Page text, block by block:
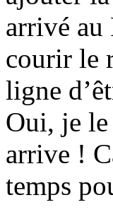
arrivé au
courir le
ligne
Oui, je le
arrive !
temps